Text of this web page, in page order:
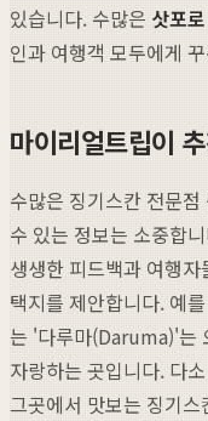
있습니다. 수많은 삿포
인과 여행객 모두에게
마이리얼트립이
수많은 징기스칸 전문
수 있는 정보는 소중합
생생한 피드백과 여행
택지를 제안합니다. 예
는 '다루마(Daruma)'는
자랑하는 곳입니다. 다
그곳에서 맛보는 징기